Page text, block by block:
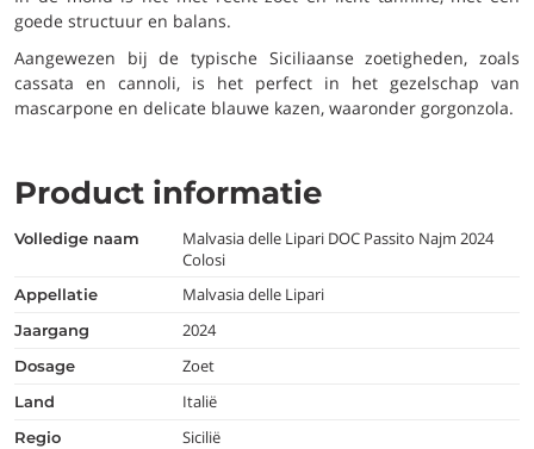
goede structuur en balans.
Aangewezen bij de typische Siciliaanse zoetigheden, zoals
cassata en cannoli, is het perfect in het gezelschap van
mascarpone en delicate blauwe kazen, waaronder gorgonzola.
Product informatie
volledige naam
Malvasia delle Lipari DOC Passito Najm 2024
Colosi
appellatie Malvasia delle Lipari
jaargang 2024
dosage Zoet
land Italië
regio Sicilië